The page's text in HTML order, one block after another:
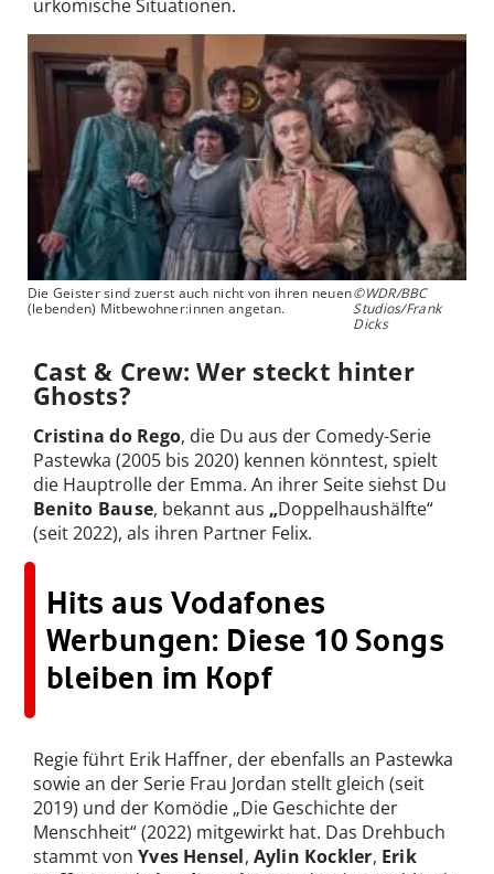
urkomische Situationen.
Die Geister sind zuerst auch nicht von ihren neuen
(lebenden) Mitbewohner:innen angetan.
©WDR/BBC
Studios/Frank
Dicks
Cast & Crew: Wer steckt hinter
Ghosts?
Cristina do Rego, die Du aus der Comedy-Serie
Pastewka (2005 bis 2020) kennen könntest, spielt
die Hauptrolle der Emma. An ihrer Seite siehst Du
Benito Bause, bekannt aus „Doppelhaushälfte“
(seit 2022), als ihren Partner Felix.
Hits aus Vodafones
Werbungen: Diese 10 Songs
bleiben im Kopf
Regie führt Erik Haffner, der ebenfalls an Pastewka
sowie an der Serie Frau Jordan stellt gleich (seit
2019) und der Komödie „Die Geschichte der
Menschheit“ (2022) mitgewirkt hat. Das Drehbuch
stammt von Yves Hensel, Aylin Kockler, Erik